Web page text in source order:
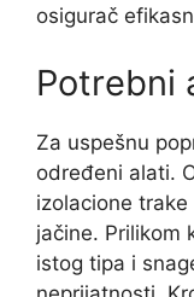
osigurač
Potrebni
Za uspešnu
određeni alati.
izolacione
jačine. Prilikom
istog tipa i